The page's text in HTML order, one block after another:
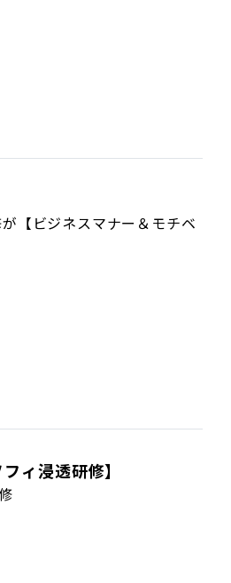
【ビジネスマナー＆モチベ
ィ浸透研修】